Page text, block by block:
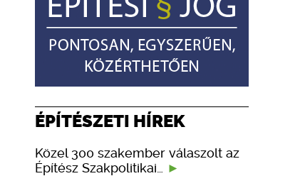
ÉPÍTÉSZETI HÍREK
Közel 300 szakember válaszolt az
Építész Szakpolitikai…